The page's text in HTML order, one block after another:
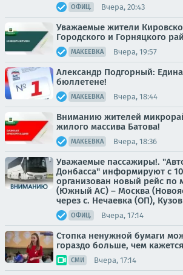
ОФИЦ. Вчера, 20:43
Уважаемые жители
Городского и Горняцкого
МАКЕЕВКА Вчера, 19:57
Александр Подгорный:
бюллетене!
МАКЕЕВКА Вчера, 18:44
Вниманию жителей
жилого массива Батова!
МАКЕЕВКА Вчера, 18:36
Уважаемые пассажиры!.
Донбасса" информируют с 10
организован новый рейс по
(Южный АС) – Москва
через с. Нечаевка (ОП),
ОФИЦ. Вчера, 17:14
Стопка ненужной бумаги
гораздо больше, чем кажется
СМИ Вчера, 17:14